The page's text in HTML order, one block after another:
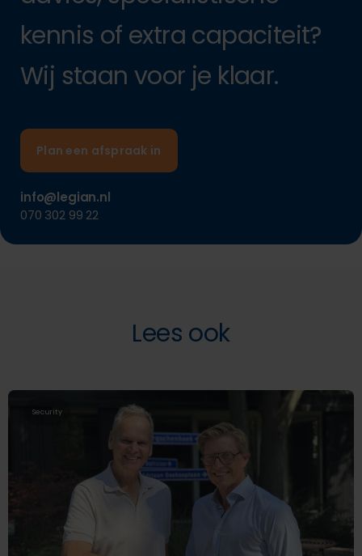
kennis of extra capaciteit?
Wij staan voor je klaar.
Plan een afspraak in
info@legian.nl
070 302 99 22
Lees ook
Security